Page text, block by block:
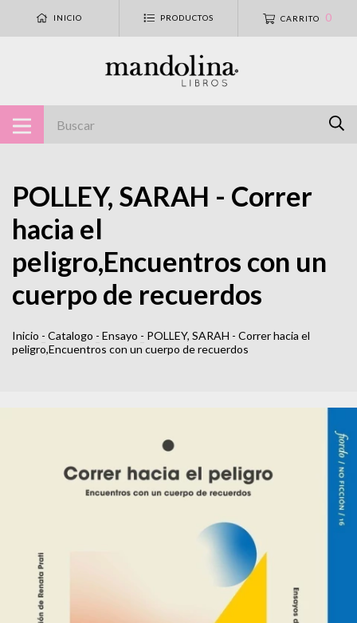
INICIO PRODUCTOS CARRITO 0
POLLEY, SARAH - Correr
hacia el
peligro,Encuentros con un
cuerpo de recuerdos
Inicio - Catalogo - Ensayo - POLLEY, SARAH - Correr hacia el
peligro,Encuentros con un cuerpo de recuerdos